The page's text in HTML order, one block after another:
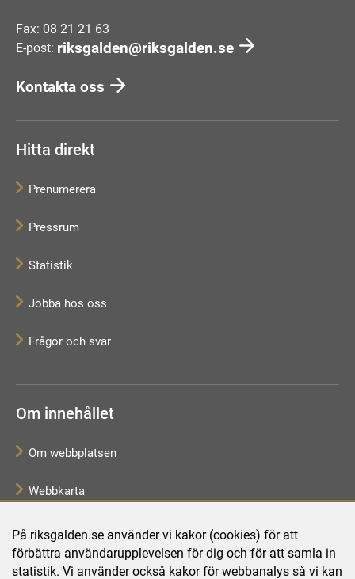
På riksgalden.se använder vi kakor (cookies) för att
förbättra användarupplevelsen för dig och för att samla in
statistik. Vi använder också kakor för webbanalys så vi kan
Fax: 08 21 21 63
E-post: riksgalden@riksgalden.se
Kontakta oss
Hitta direkt
Prenumerera
Pressrum
Statistik
Jobba hos oss
Frågor och svar
Om innehållet
Om webbplatsen
Webbkarta
Tillgänglighetsredogörelse
Behandling av personuppgifter